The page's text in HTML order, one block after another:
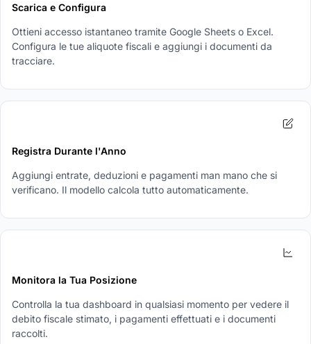
Scarica e Configura
Ottieni accesso istantaneo tramite Google Sheets o Excel.
Configura le tue aliquote fiscali e aggiungi i documenti da
tracciare.
Registra Durante l'Anno
Aggiungi entrate, deduzioni e pagamenti man mano che si
verificano. Il modello calcola tutto automaticamente.
Monitora la Tua Posizione
Controlla la tua dashboard in qualsiasi momento per vedere il
debito fiscale stimato, i pagamenti effettuati e i documenti
raccolti.